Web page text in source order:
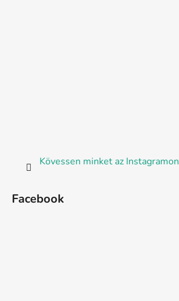
Kövessen minket az Instagramon
Facebook